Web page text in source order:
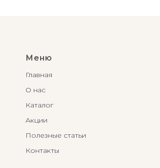
Меню
Главная
О нас
Каталог
Акции
Полезные статьи
Контакты